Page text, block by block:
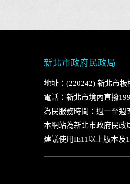
新北市政府民政局
地址：(220242) 新北市
電話：新北市境內直撥
為民服務時間：週一至週
本網站為新北市政府民政
建議使用IE11以上版本